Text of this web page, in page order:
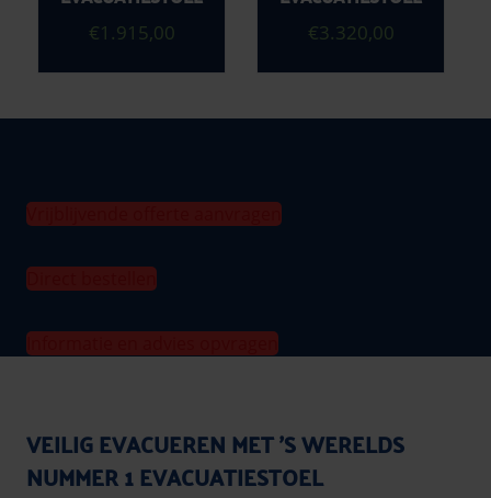
€1.915,00 €3.320,00
Vrijblijvende offerte aanvragen
Direct bestellen
Informatie en advies opvragen
VEILIG EVACUEREN MET ’S WERELDS
NUMMER 1 EVACUATIESTOEL